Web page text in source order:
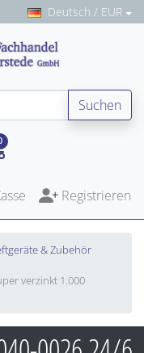
Deutsch / EUR
Suchen
Registrieren
& Zubehör
verzinkt 1.000